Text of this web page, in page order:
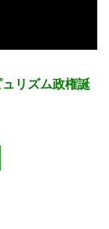
リズム政権誕